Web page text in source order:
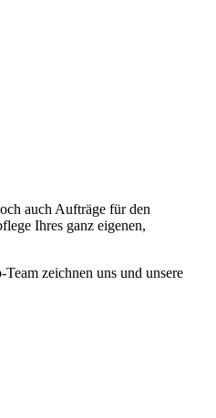
auch Aufträge für den
Ihres ganz eigenen,
zeichnen uns und unsere